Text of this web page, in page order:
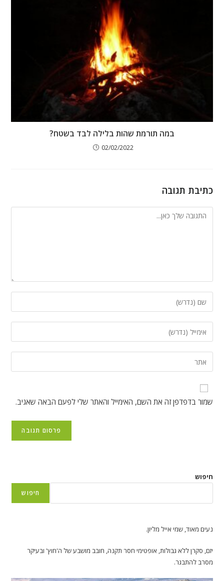
במה תורמת שהות בלילה לבד בשטח?
02/02/2022
כתיבת תגובה
להגיב
את
השם
שלך
שם
משתמש
כדי
להגיב
את
כתובת
דואר
שלך
כדי
את
כתובת
אתר
האינטרנט
שמור בדפדפן זה את השם, האימייל והאתר שלי לפעם הבאה שאגיב.
חיפוש
חיפוש
נעים מאוד, שמי אייל מליון.
יזם, סקרן ללא גבולות, אופטימי חסר תקנה, חובב מושבע של ה'חוץ' ובעיקר
מסרב להתבגר.